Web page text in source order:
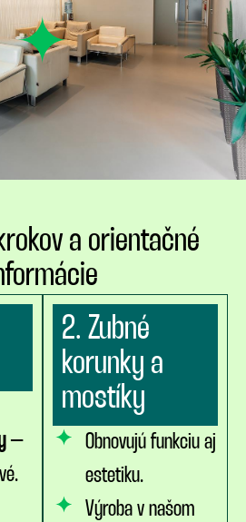
a orientačné
–
2. Zubné
korunky a
mostíky
Obnovujú funkciu aj
estetiku.
Výroba v našom